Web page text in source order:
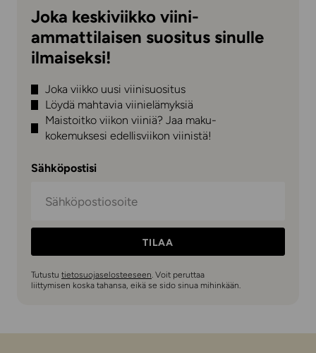
Joka keskiviikko viini-
ammattilaisen suositus sinulle
ilmaiseksi!
Joka viikko uusi viinisuositus
Löydä mahtavia viinielämyksiä
Maistoitko viikon viiniä? Jaa maku-
kokemuksesi edellisviikon viinistä!
Sähköpostisi
TILAA
Tutustu tietosuojaselosteeseen. Voit peruttaa
liittymisen koska tahansa, eikä se sido sinua mihinkään.